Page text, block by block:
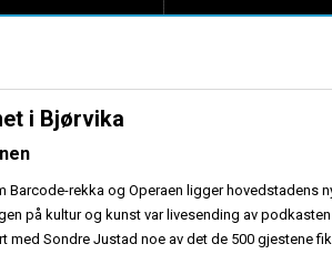
i Bjørvika
Barcode-rekka og Operaen ligger hovedstadens
på kultur og kunst var livesending av
med Sondre Justad noe av det de 500 gjestene